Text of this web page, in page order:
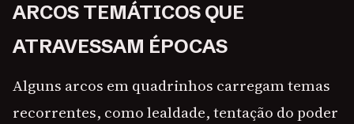
ARCOS TEMÁTICOS QUE
ATRAVESSAM ÉPOCAS
Alguns arcos em quadrinhos carregam temas
recorrentes, como lealdade, tentação do poder